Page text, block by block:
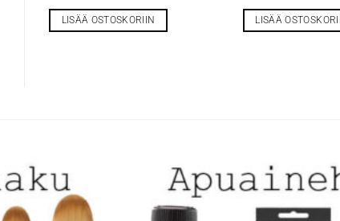
LISÄÄ OSTOSKORIIN LISÄÄ